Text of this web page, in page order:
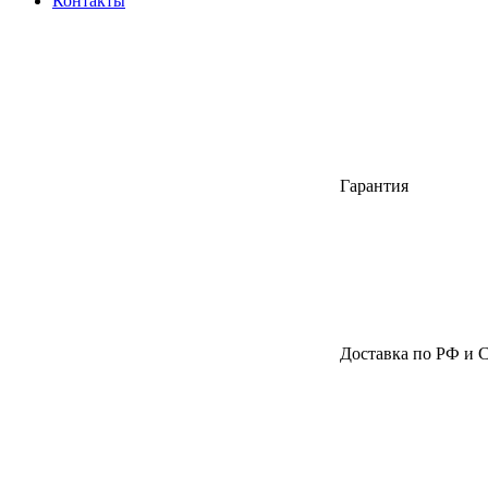
Гарантия
Доставка по РФ и